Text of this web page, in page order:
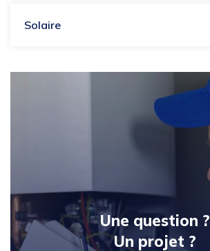
Solaire
Une question ?
Un projet ?